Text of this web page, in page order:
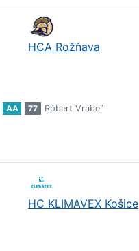
HCA Rožňava
AA 77 Róbert Vrábeľ
HC KLIMAVEX Košice